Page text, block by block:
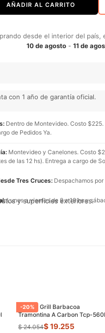
AÑADIR AL CARRITO
desde el interior del país,
10 de agosto- 11 de
con 1 año de garantía oficial.
Dentro de Montevideo. Costo
de Pedidos Ya.
Montevideo y Canelones. Costo
de las 12 hs). Entrega a cargo de
Tres Cruces: Despachamos
Lunes a viernes de 9 a 18 hs y
y superficies exteriores.
-20%
Parrilla Grill Barbacoa
Tramontina A Carbon Tcp-560l
$ 24.054$ 19.255